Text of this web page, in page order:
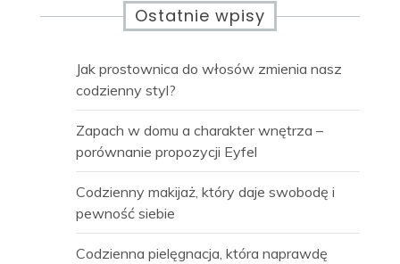
Ostatnie wpisy
Jak prostownica do włosów zmienia nasz
codzienny styl?
Zapach w domu a charakter wnętrza –
porównanie propozycji Eyfel
Codzienny makijaż, który daje swobodę i
pewność siebie
Codzienna pielęgnacja, która naprawdę